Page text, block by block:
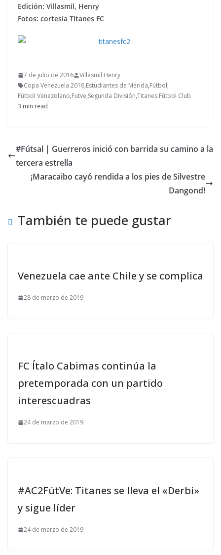
Edición: Villasmil, Henry
Fotos: cortesía Titanes FC
7 de julio de 2016
Villasmil Henry
Copa Venezuela 2016,Estudiantes de Mérida,Fútbol,
Fútbol Venezolano,Futve,Segunda División,Titanes Fútbol Club
3 min read
#Fútsal | Guerreros inició con barrida su camino a la
tercera estrella
¡Maracaibo cayó rendida a los pies de Silvestre
Dangond!
También te puede gustar
Venezuela cae ante Chile y se complica
28 de marzo de 2019
FC Ítalo Cabimas continúa la
pretemporada con un partido
interescuadras
24 de marzo de 2019
#AC2FútVe: Titanes se lleva el «Derbi»
y sigue líder
24 de marzo de 2019